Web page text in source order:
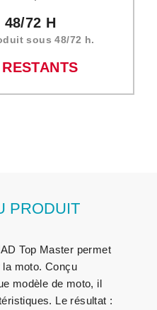
48/72 H
sous 48/72 h.
PRODUIT
Top Master permet
moto. Conçu
modèle de moto, il
Le résultat :